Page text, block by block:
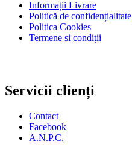
Informații Livrare
Politică de confidențialitate
Politica Cookies
Termene si condiții
Servicii clienți
Contact
Facebook
A.N.P.C.